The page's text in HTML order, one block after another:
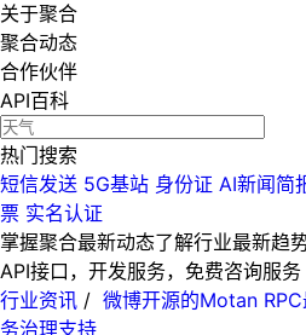
关于聚合
聚合动态
合作伙伴
API百科
热门搜索
短信发送 5G基站 身份证 AI新闻简
票 实名认证
掌握聚合最新动态了解行业最新趋
API接口，开发服务，免费咨询服务
行业资讯 / 微博开源的Motan
务治理支持